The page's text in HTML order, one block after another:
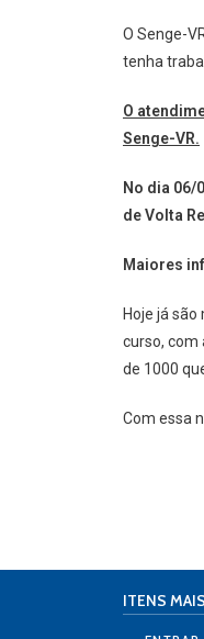
O Senge-
tenha
O
Senge-VR.
No dia 06/
de Volta
Maiores
Hoje já
curso, com
de 1000
Com essa
ITENS